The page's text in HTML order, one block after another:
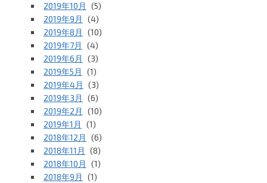
2019年10月
(5)
2019年9月
(4)
2019年8月
(10)
2019年7月
(4)
2019年6月
(3)
2019年5月
(1)
2019年4月
(3)
2019年3月
(6)
2019年2月
(10)
2019年1月
(1)
2018年12月
(6)
2018年11月
(8)
2018年10月
(1)
2018年9月
(1)